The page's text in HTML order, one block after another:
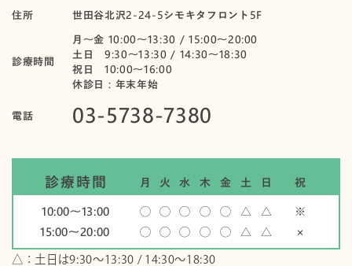
住所
世田谷北沢2-24-5シモキタフロント5F
診療時間
月〜金 10:00～13:30 / 15:00～20:00
土日 9:30～13:30 / 14:30～18:30
祝日 10:00〜16:00
休診日：年末年始
電話 03-5738-7380
診療時間 月 火 水 木 金 土 日
祝
10:00〜13:00
◯ ◯ ◯ ◯ ◯ △ △
※
15:00〜20:00
◯ ◯ ◯ ◯ ◯ △ △ ×
△：土日は9:30～13:30 / 14:30～18:30